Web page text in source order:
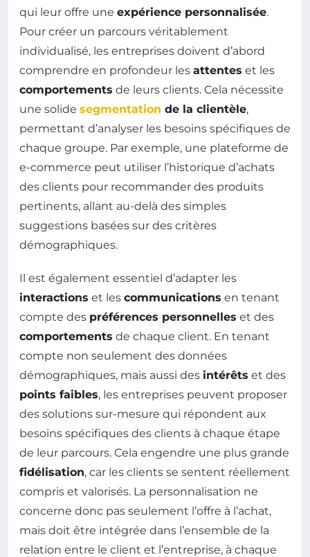
qui leur offre une expérience personnalisée.
Pour créer un parcours véritablement
individualisé, les entreprises doivent d’abord
comprendre en profondeur les attentes et les
comportements de leurs clients. Cela nécessite
une solide segmentation de la clientèle,
permettant d’analyser les besoins spécifiques de
chaque groupe. Par exemple, une plateforme de
e-commerce peut utiliser l’historique d’achats
des clients pour recommander des produits
pertinents, allant au-delà des simples
suggestions basées sur des critères
démographiques.
Il est également essentiel d’adapter les
interactions et les communications en tenant
compte des préférences personnelles et des
comportements de chaque client. En tenant
compte non seulement des données
démographiques, mais aussi des intérêts et des
points faibles, les entreprises peuvent proposer
des solutions sur-mesure qui répondent aux
besoins spécifiques des clients à chaque étape
de leur parcours. Cela engendre une plus grande
fidélisation, car les clients se sentent réellement
compris et valorisés. La personnalisation ne
concerne donc pas seulement l’offre à l’achat,
mais doit être intégrée dans l’ensemble de la
relation entre le client et l’entreprise, à chaque